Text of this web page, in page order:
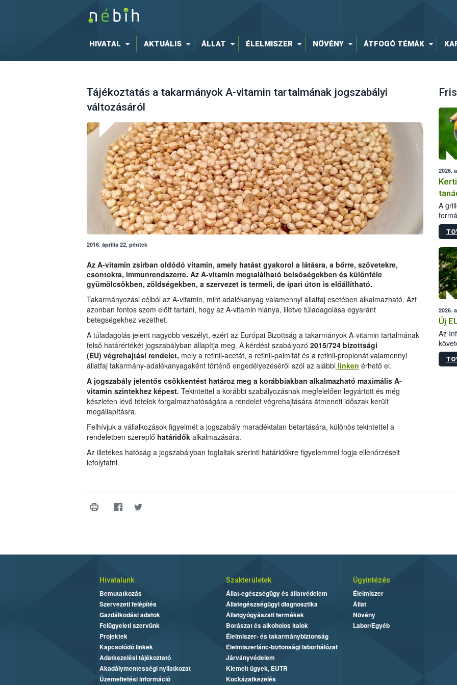
HIVATAL AKTUÁLIS ÁLLAT ÉLELMISZER NÖVÉNY ÁTFOGÓ TÉMÁK
Tájékoztatás a takarmányok A-vitamin tartalmának jogszabályi
változásáról
2016. április 22, péntek
Az A-vitamin zsírban oldódó vitamin, amely hatást gyakorol a látásra, a bőrre, szövetekre,
csontokra, immunrendszerre. Az A-vitamin megtalálható belsőségekben és különféle
gyümölcsökben, zöldségekben, a szervezet is termeli, de ipari úton is előállítható.
Takarmányozási célból az A-vitamin, mint adalékanyag valamennyi állatfaj esetében alkalmazható. Azt
azonban fontos szem előtt tartani, hogy az A-vitamin hiánya, illetve túladagolása egyaránt
betegségekhez vezethet.
A túladagolás jelent nagyobb veszélyt, ezért az Európai Bizottság a takarmányok A-vitamin tartalmának
felső határértékét jogszabályban állapítja meg. A kérdést szabályozó 2015/724 bizottsági
(EU) végrehajtási rendelet, mely a retinil-acetát, a retinil-palmitát és a retinil-propionát valamennyi
állatfaj takarmány-adalékanyagaként történő engedélyezéséről szól az alábbilinken érhető el.
A jogszabály jelentős csökkentést határoz meg a korábbiakban alkalmazható maximális A-
vitamin szintekhez képest. Tekintettel a korábbi szabályozásnak megfelelően legyártott és még
készleten lévő tételek forgalmazhatóságára a rendelet végrehajtására átmeneti időszak került
megállapításra.
Felhívjuk a vállalkozások figyelmét a jogszabály maradéktalan betartására, különös tekintettel a
rendeletben szereplő határidőkalkalmazására.
Az illetékes hatóság a jogszabályban foglaltak szerinti határidőkre figyelemmel fogja ellenőrzéseit
lefolytatni.
2026.
A
a
2026.
Új
Az
Hivatalunk
Bemutatkozás
Szervezeti felépítés
Gazdálkodási adatok
Felügyeleti szervünk
Projektek
Kapcsolódó linkek
Adatkezelési tájékoztató
Akadálymentességi nyilatkozat
Üzemeltetési információ
Szakterületek
Állat-egészségügy és állatvédelem
Állategészségügyi diagnosztika
Állatgyógyászati termékek
Borászat és alkoholos italok
Élelmiszer- és takarmánybiztonság
Élelmiszerlánc-biztonsági laborhálózat
Járványvédelem
Kiemelt ügyek, EUTR
Kockázatkezelés
Ügyintézés
Élelmiszer
Állat
Növény
Labor/Egyéb